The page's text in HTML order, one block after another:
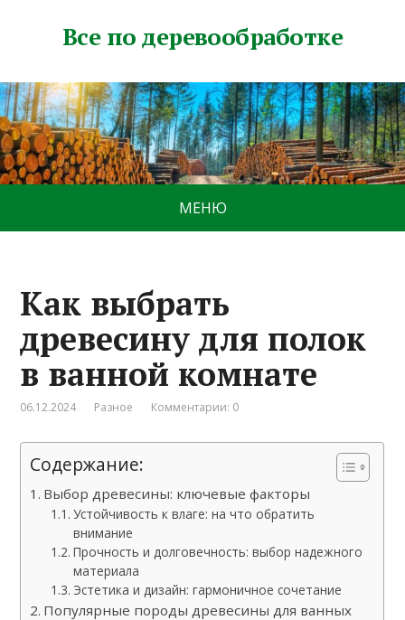
Все по деревообработке
МЕНЮ
Как выбрать
древесину для полок
в ванной комнате
06.12.2024 Разное Комментарии: 0
Содержание:
Выбор древесины: ключевые факторы
Устойчивость к влаге: на что обратить
внимание
Прочность и долговечность: выбор надежного
материала
Эстетика и дизайн: гармоничное сочетание
Популярные породы древесины для ванных